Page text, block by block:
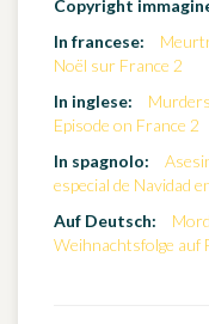
Copyright
In francese:
Noël sur France 2
In inglese:
Episode on France 2
In spagnolo:
especial de Navidad
Auf Deutsch:
Weihnachtsfolge auf